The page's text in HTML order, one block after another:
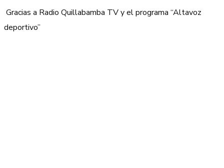
Gracias a Radio Quillabamba TV y el programa “Altavoz
deportivo”